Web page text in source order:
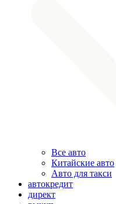
Все авто
Китайские авто
Авто для такси
автокредит
директ